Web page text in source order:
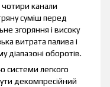
чотири канали
суміш перед
згоряння і високу
витрата палива і
оборотів.
системи легкого
декомпресійний